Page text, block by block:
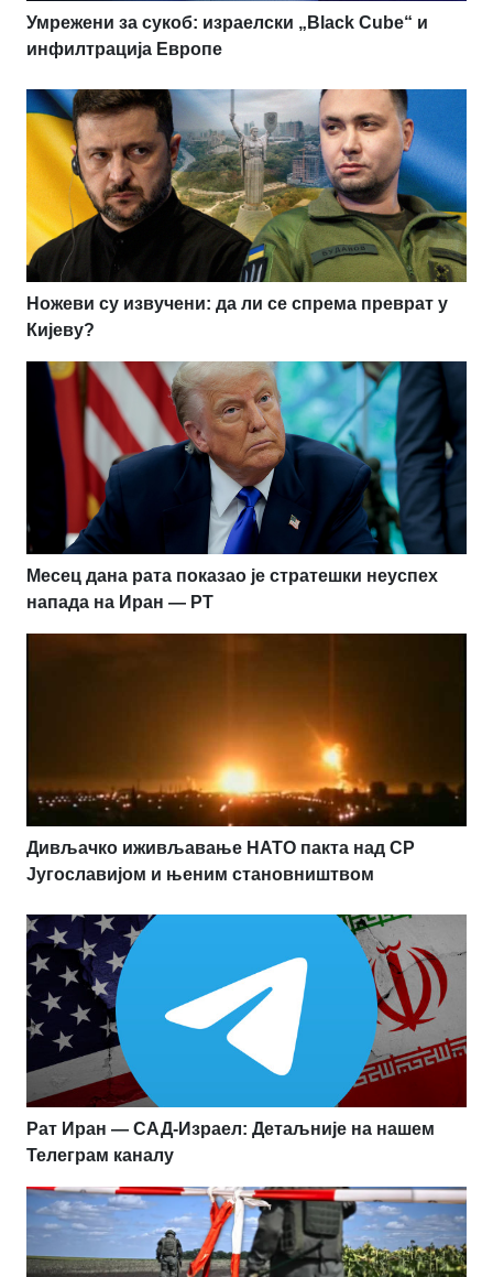
Умрежени за сукоб: израелски „Black Cube“ и
инфилтрација Европе
Ножеви су извучени: да ли се спрема преврат у
Кијеву?
Месец дана рата показао је стратешки неуспех
напада на Иран — РТ
Дивљачко иживљавање НАТО пакта над СР
Југославијом и њеним становништвом
Рат Иран — САД-Израел: Детаљније на нашем
Телеграм каналу